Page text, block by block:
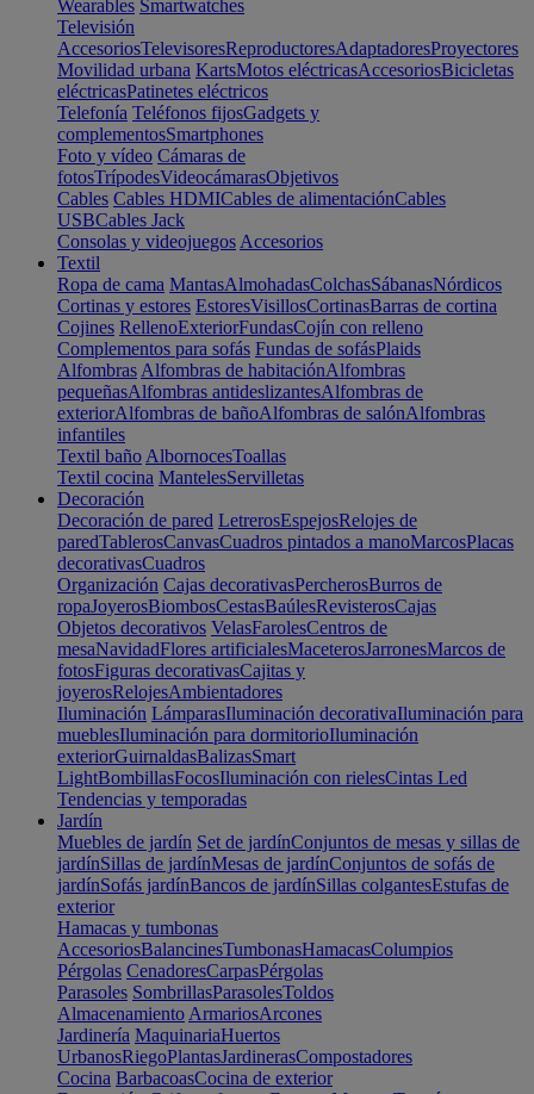
Wearables Smartwatches
Televisión
AccesoriosTelevisoresReproductoresAdaptadoresProyectores
Movilidad urbana KartsMotos eléctricasAccesoriosBicicletas
eléctricasPatinetes eléctricos
Telefonía Teléfonos fijosGadgets y
complementosSmartphones
Foto y vídeo Cámaras de
fotosTrípodesVideocámarasObjetivos
Cables Cables HDMICables de alimentaciónCables
USBCables Jack
Consolas y videojuegos Accesorios
Textil
Ropa de cama MantasAlmohadasColchasSábanasNórdicos
Cortinas y estores EstoresVisillosCortinasBarras de cortina
Cojines RellenoExteriorFundasCojín con relleno
Complementos para sofás Fundas de sofásPlaids
Alfombras Alfombras de habitaciónAlfombras
pequeñasAlfombras antideslizantesAlfombras de
exteriorAlfombras de bañoAlfombras de salónAlfombras
infantiles
Textil baño AlbornocesToallas
Textil cocina MantelesServilletas
Decoración
Decoración de pared LetrerosEspejosRelojes de
paredTablerosCanvasCuadros pintados a manoMarcosPlacas
decorativasCuadros
Organización Cajas decorativasPercherosBurros de
ropaJoyerosBiombosCestasBaúlesRevisterosCajas
Objetos decorativos VelasFarolesCentros de
mesaNavidadFlores artificialesMaceterosJarronesMarcos de
fotosFiguras decorativasCajitas y
joyerosRelojesAmbientadores
Iluminación LámparasIluminación decorativaIluminación para
mueblesIluminación para dormitorioIluminación
exteriorGuirnaldasBalizasSmart
LightBombillasFocosIluminación con rielesCintas Led
Tendencias y temporadas
Jardín
Muebles de jardín Set de jardínConjuntos de mesas y sillas de
jardínSillas de jardínMesas de jardínConjuntos de sofás de
jardínSofás jardínBancos de jardínSillas colgantesEstufas de
exterior
Hamacas y tumbonas
AccesoriosBalancinesTumbonasHamacasColumpios
Pérgolas CenadoresCarpasPérgolas
Parasoles SombrillasParasolesToldos
Almacenamiento ArmariosArcones
Jardinería MaquinariaHuertos
UrbanosRiegoPlantasJardinerasCompostadores
Cocina BarbacoasCocina de exterior